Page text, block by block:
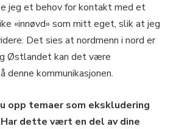
jeg et behov for kontakt med et
«innøvd» som mitt eget, slik at jeg
Det sies at nordmenn i nord er
Østlandet kan det være
denne kommunikasjonen.
opp temaer som ekskludering
dette vært en del av dine